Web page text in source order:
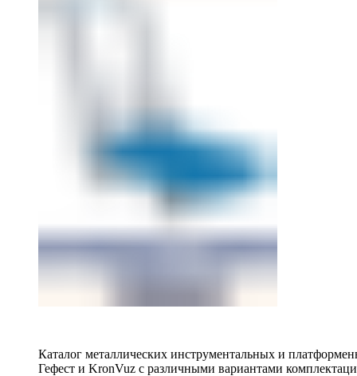
Каталог металлических инструментальных и
Гефест и KronVuz с различными вариантами